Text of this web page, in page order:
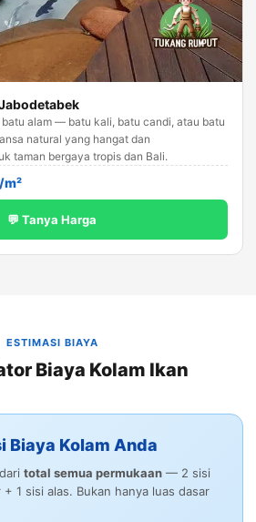
alam — batu kali, batu candi, atau batu
natural yang hangat dan
taman bergaya tropis dan Bali.
💬 Tanya Harga
ESTIMASI BIAYA
Biaya Kolam Ikan
Biaya Kolam Anda
total semua permukaan — 2 sisi
1 sisi alas. Bukan hanya luas dasar